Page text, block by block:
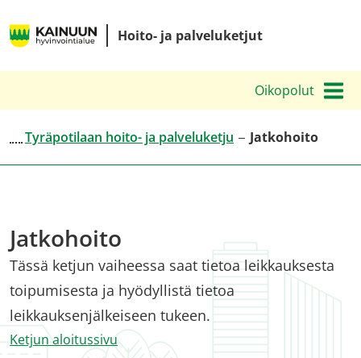
sisältöön
Oikopolut
Kainuun
Hoito- ja palveluketjut
Tyräpotilaan hoito- ja palveluketju Jatkohoito
Jatkohoito
Tässä ketjun vaiheessa saat tietoa leikkauksesta
toipumisesta ja hyödyllistä tietoa
leikkauksenjälkeiseen tukeen.
Ketjun aloitussivu